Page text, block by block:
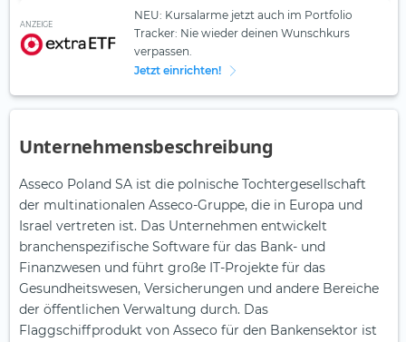
ANZEIGE
NEU: Kursalarme jetzt auch im Portfolio
Tracker: Nie wieder deinen Wunschkurs
verpassen.
Jetzt einrichten!
Unternehmensbeschreibung
Asseco Poland SA ist die polnische Tochtergesellschaft
der multinationalen Asseco-Gruppe, die in Europa und
Israel vertreten ist. Das Unternehmen entwickelt
branchenspezifische Software für das Bank- und
Finanzwesen und führt große IT-Projekte für das
Gesundheitswesen, Versicherungen und andere Bereiche
der öffentlichen Verwaltung durch. Das
Flaggschiffprodukt von Asseco für den Bankensektor ist